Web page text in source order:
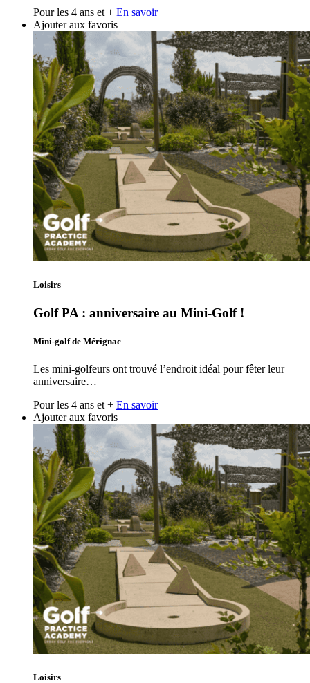
Pour les 4 ans et + En savoir
Ajouter aux favoris
Loisirs
Golf PA : anniversaire au Mini-Golf !
Mini-golf de Mérignac
Les mini-golfeurs ont trouvé l’endroit idéal pour fêter leur
anniversaire…
Pour les 4 ans et + En savoir
Ajouter aux favoris
Loisirs